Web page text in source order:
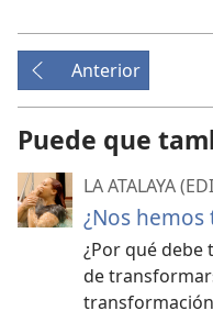
Anterior
Puede que
LA ATALAYA
¿Nos
¿Por qué debe
de